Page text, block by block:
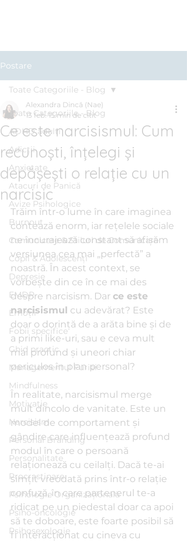
Postare
Toate Categoriile - Blog
ADHD adulți
Adicții
Anxietate
Atacuri de Panică
Avize Psihologice
Burnout
Comunicare & Stiluri de Comunicare
Copii & Adolescenți
Depresie
EMDR
Emoții
Fobii specifice
Ghid practic
Managementul Furiei
Mindfulness
Motivație
Narcisism
Personal Branding
Personalitate
Procrastinare
Psihologie Organizațională
Psiho-oncologie
Psihosexologie
Toate Categoriile - Blog
Ce este narcisismul: Cum
recunoști, înțelegi și
depășești o relație cu un
narcisic
Alexandra Dincă (Nae)
13 feb. 15 min de citit
Trăim într-o lume în care imaginea
contează enorm, iar rețelele sociale
ne încurajează constant să afișăm
versiunea cea mai „perfectă” a
noastră. În acest context, se
vorbește din ce în ce mai des
despre narcisism. Dar ce este
narcisismul cu adevărat? Este
doar o dorință de a arăta bine și de
a primi like-uri, sau e ceva mult
mai profund și uneori chiar
periculos în plan personal?
În realitate, narcisismul merge
mult dincolo de vanitate. Este un
model de comportament și
gândire care influențează profund
modul în care o persoană
relaționează cu ceilalți. Dacă te-ai
simțit vreodată prins într-o relație
confuză, în care partenerul te-a
ridicat pe un piedestal doar ca apoi
să te doboare, este foarte posibil să
fi interacționat cu cineva cu